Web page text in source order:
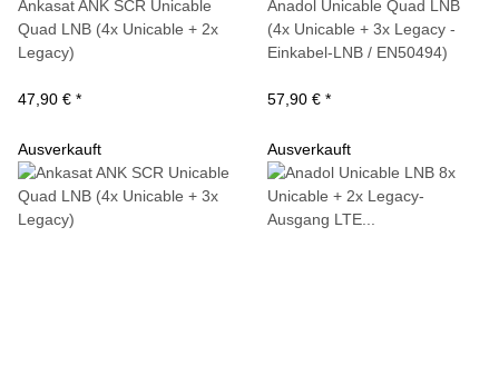
Ankasat ANK SCR Unicable
Quad LNB (4x Unicable + 2x
Legacy)
47,90 € *
Anadol Unicable Quad LNB
(4x Unicable + 3x Legacy -
Einkabel-LNB / EN50494)
57,90 € *
Ausverkauft Ausverkauft